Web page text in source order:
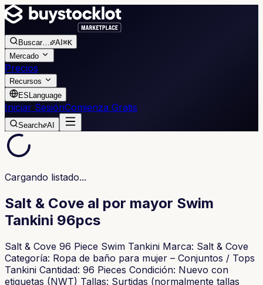
Buscar… AI ⌘K
Mercado
Precios
Recursos
ES Language
Iniciar SesiónComienza Gratis
Search AI
Cargando listado...
Salt & Cove al por mayor Swim
Tankini 96pcs
Salt & Cove 96 Piece Swim Tankini Marca: Salt & Cove
Categoría: Ropa de baño para mujer – Conjuntos / Tops
Tankini Cantidad: 96 Pieces Condición: Nuevo con
etiquetas (NWT) Tallas: Surtidas (normalmente tallas